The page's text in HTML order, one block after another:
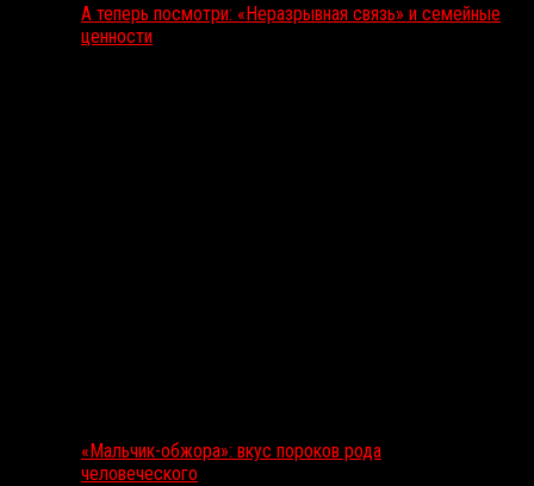
А теперь посмотри: «Неразрывная связь» и семейные
ценности
«Мальчик-обжора»: вкус пороков рода
человеческого